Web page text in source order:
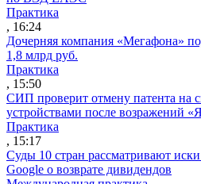
Практика
, 16:24
Дочерняя компания «Мегафона»
1,8 млрд руб.
Практика
, 15:50
СИП проверит отмену патента на
устройствами после возражений
Практика
, 15:17
Суды 10 стран рассматривают
Google о возврате дивидендов